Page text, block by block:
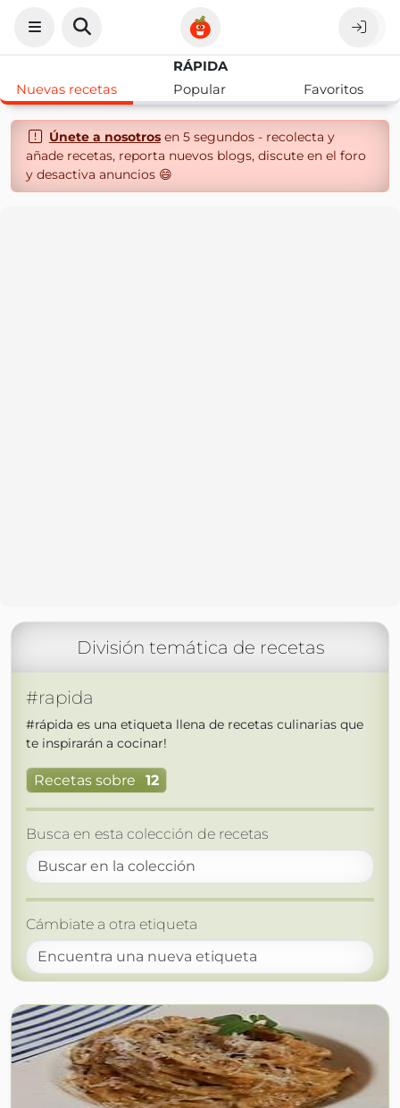
RÁPIDA
Nuevas recetas
Popular Favoritos
Únete a nosotrosen 5 segundos - recolecta y
añade recetas, reporta nuevos blogs, discute en el foro
y desactiva anuncios 😄
División temática de recetas
#rapida
#rápida es una etiqueta llena de recetas culinarias que
te inspirarán a cocinar!
Recetas sobre 12
Busca en esta colección de recetas
Cámbiate a otra etiqueta